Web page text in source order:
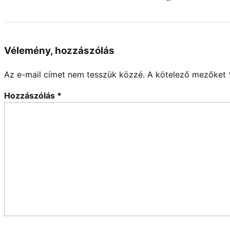
Vélemény, hozzászólás
Az e-mail címet nem tesszük közzé. A kötelező mezőket
Hozzászólás *